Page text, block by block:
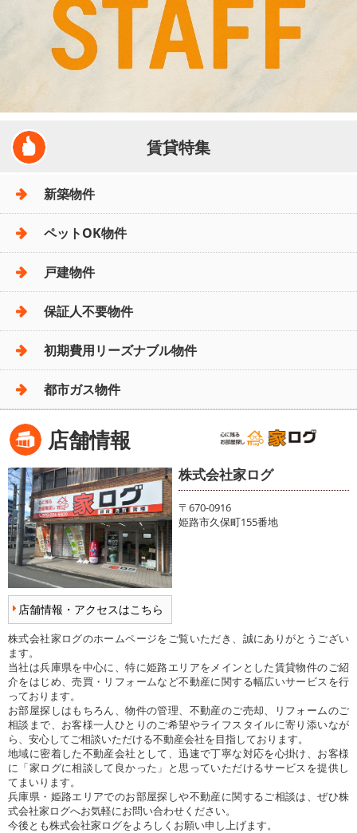
賃貸特集
新築物件
ペットOK物件
戸建物件
保証人不要物件
初期費用リーズナブル物件
都市ガス物件
店舗情報
店舗情報・アクセスはこちら
株式会社家ログ
〒670-0916
姫路市久保町155番地
株式会社家ログのホームページをご覧いただき、誠にありがとうござい
ます。
当社は兵庫県を中心に、特に姫路エリアをメインとした賃貸物件のご紹
介をはじめ、売買・リフォームなど不動産に関する幅広いサービスを行
っております。
お部屋探しはもちろん、物件の管理、不動産のご売却、リフォームのご
相談まで、お客様一人ひとりのご希望やライフスタイルに寄り添いなが
ら、安心してご相談いただける不動産会社を目指しております。
地域に密着した不動産会社として、迅速で丁寧な対応を心掛け、お客様
に「家ログに相談して良かった」と思っていただけるサービスを提供し
てまいります。
兵庫県・姫路エリアでのお部屋探しや不動産に関するご相談は、ぜひ株
式会社家ログへお気軽にお問い合わせください。
今後とも株式会社家ログをよろしくお願い申し上げます。